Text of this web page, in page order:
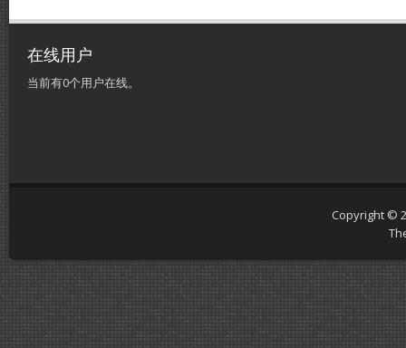
在线用户
当前有0个用户在线。
Copyright ©